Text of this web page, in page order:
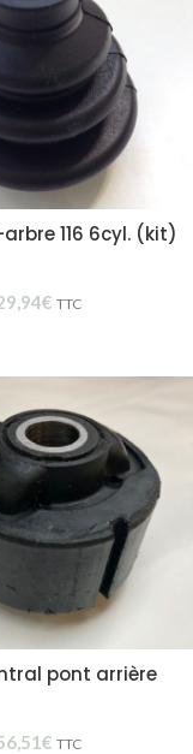
116 6cyl. (kit)
€ TTC
pont arrière
€ TTC